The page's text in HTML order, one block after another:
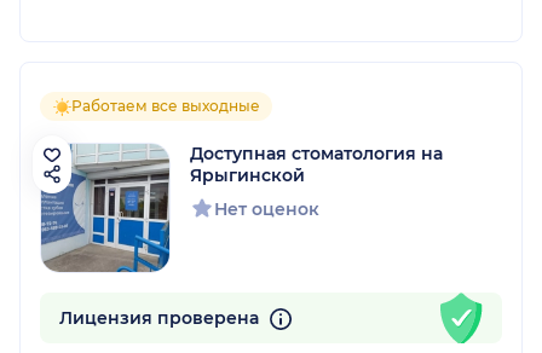
Работаем все выходные
Доступная стоматология на
Ярыгинской
Нет оценок
Лицензия проверена